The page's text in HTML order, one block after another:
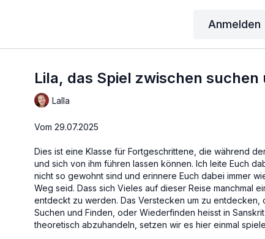
Anmelden
Lila, das Spiel zwischen
Lalla
Vom 29.07.2025
Dies ist eine Klasse für Fortgeschrittene, die während
und sich von ihm führen lassen können. Ich leite Euch
nicht so gewohnt sind und erinnere Euch dabei immer
Weg seid. Dass sich Vieles auf dieser Reise manchmal
entdeckt zu werden. Das Verstecken um zu
Suchen und Finden, oder Wiederfinden heisst in Sanskrit
theoretisch abzuhandeln, setzen wir es hier einmal